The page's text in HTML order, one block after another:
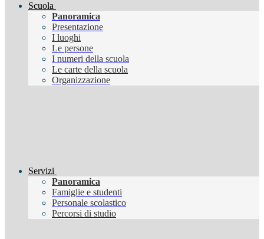
Scuola
Panoramica
Presentazione
I luoghi
Le persone
I numeri della scuola
Le carte della scuola
Organizzazione
Servizi
Panoramica
Famiglie e studenti
Personale scolastico
Percorsi di studio